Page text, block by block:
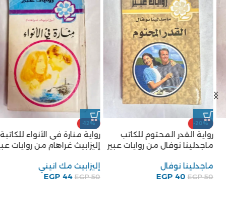
-20%
رواية القدر المحتوم للكاتب
ماجدلينا نوفال من روايات عبير
ماجدلينا نوفال
EGP
EGP40
-12%
رواية منارة فى الأنواء للكاتبة
إليزابيث غراهام من روايات عبير
إليزابيث مك انيني
EGP
EGP44